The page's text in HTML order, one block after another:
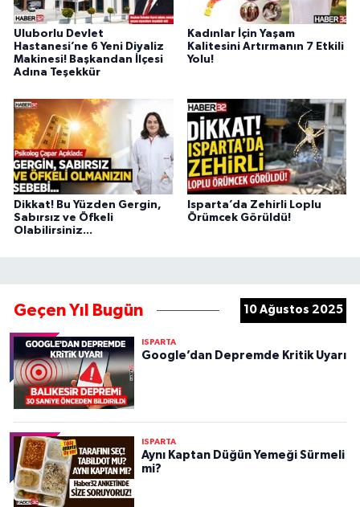
Uluborlu Devlet
Hastanesi’ne 6 Yeni Diyaliz
Makinesi! Başkandan İlçesi
Adına Teşekkür
Kadınlar İçin Yaşam
Kalitesini Artırmanın 7 Etkili
Yolu!
Dikkat! Bu Yüzden Gergin,
Sabırsız ve Öfkeli
Olabilirsiniz...
Isparta’da Zehirli Loplu
Örümcek Görüldü!
Geçen Yıl Bugün 10 Ağustos 2025
ISPARTA
Google’dan Depremde Kritik Uyarı
ISPARTA
Aynı Kaptan Düğün Yemeği Sürmeli
mi?